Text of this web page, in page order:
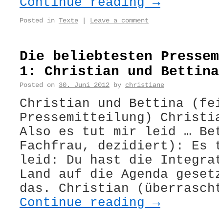
Posted in Texte Leave a comment
Die beliebtesten
1: Christian und Bettina
Posted on 30. Juni 2012 by christiane
Christian und Bettina
Pressemitteilung)
Also es tut mir leid …
Fachfrau, dezidiert): Es
leid: Du hast die
Land auf die Agenda
das. Christian
Continue reading →